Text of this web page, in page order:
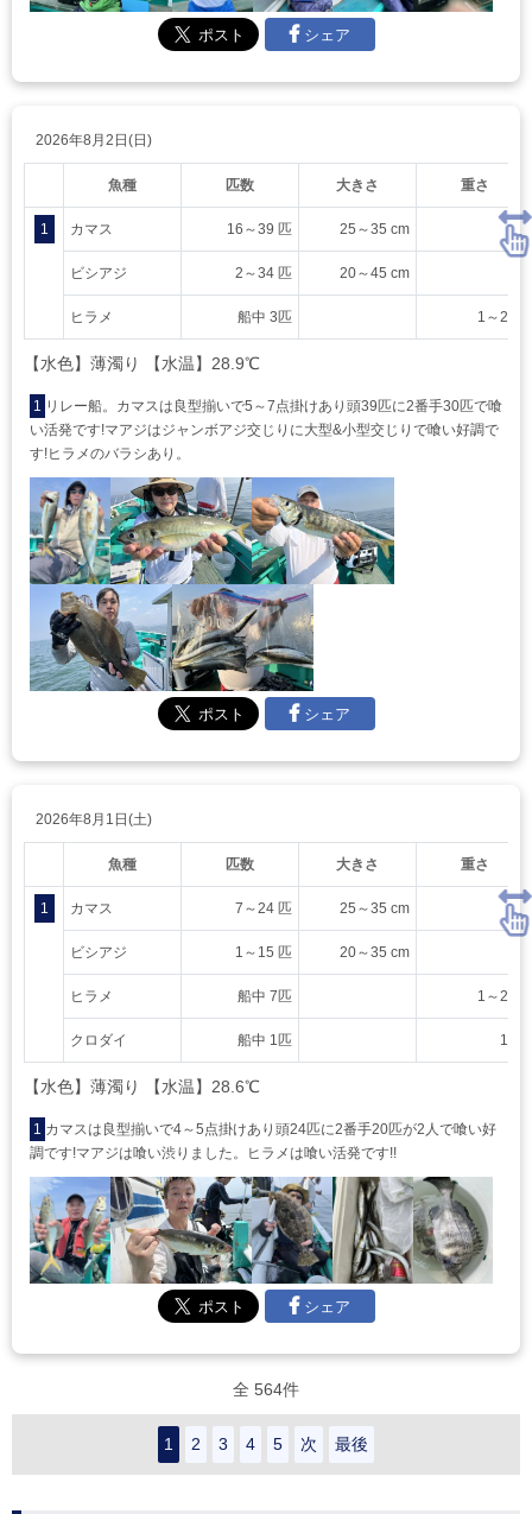
シェア
2026年8月2日(日)
魚種 匹数 大きさ 重さ
1 カマス 16～39 匹 25～35 cm
ビシアジ 2～34 匹 20～45 cm
ヒラメ 船中 3匹 1～2 kg
【水色】薄濁り 【水温】28.9℃
1 リレー船。カマスは良型揃いで5～7点掛けあり頭39匹に2番手30匹で喰
い活発です!マアジはジャンボアジ交じりに大型&小型交じりで喰い好調で
す!ヒラメのバラシあり。
シェア
2026年8月1日(土)
魚種 匹数 大きさ 重さ
1 カマス 7～24 匹 25～35 cm
ビシアジ 1～15 匹 20～35 cm
ヒラメ 船中 7匹 1～2 kg
クロダイ 船中 1匹 1 kg
【水色】薄濁り 【水温】28.6℃
1 カマスは良型揃いで4～5点掛けあり頭24匹に2番手20匹が2人で喰い好
調です!マアジは喰い渋りました。ヒラメは喰い活発です!!
シェア
全 564件
1 2 3 4 5 次 最後